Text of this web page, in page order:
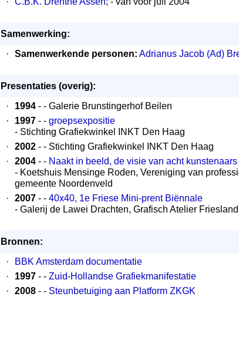
Samenwerking:
·
Samenwerkende personen: Adrianus Jacob (Ad)
Presentaties (overig):
·
1994 - - Galerie Brunstingerhof Beilen
·
1997 - - groepsexpositie
- Stichting Grafiekwinkel INKT Den Haag
·
2002 - - Stichting Grafiekwinkel INKT Den Haag
·
2004 - - Naakt in beeld, de visie van acht kunstenaars
- Koetshuis Mensinge Roden, Vereniging van
gemeente Noordenveld
·
2007 - - 40x40, 1e Friese Mini-prent Biënnale
- Galerij de Lawei Drachten, Grafisch Atelier Friesland
Bronnen:
·
BBK Amsterdam documentatie
·
1997 - - Zuid-Hollandse Grafiekmanifestatie
·
2008 - - Steunbetuiging aan Platform ZKGK